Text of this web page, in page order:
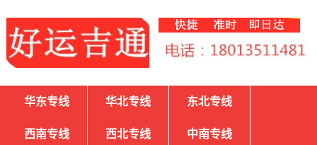
华东专线 华北专线 东北专线
西南专线 西北专线 中南专线